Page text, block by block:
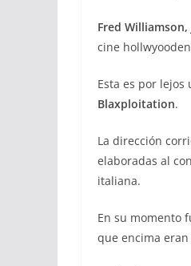
Fred Williamson,
cine
Esta es por
Blaxploitation.
La dirección
elaboradas al
italiana.
En su momento
que encima